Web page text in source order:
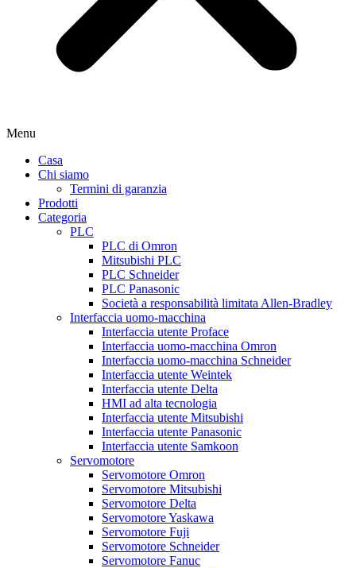
Menu
Casa
Chi siamo
Termini di garanzia
Prodotti
Categoria
PLC
PLC di Omron
Mitsubishi PLC
PLC Schneider
PLC Panasonic
Società a responsabilità limitata Allen-Bradley
Interfaccia uomo-macchina
Interfaccia utente Proface
Interfaccia uomo-macchina Omron
Interfaccia uomo-macchina Schneider
Interfaccia utente Weintek
Interfaccia utente Delta
HMI ad alta tecnologia
Interfaccia utente Mitsubishi
Interfaccia utente Panasonic
Interfaccia utente Samkoon
Servomotore
Servomotore Omron
Servomotore Mitsubishi
Servomotore Delta
Servomotore Yaskawa
Servomotore Fuji
Servomotore Schneider
Servomotore Fanuc